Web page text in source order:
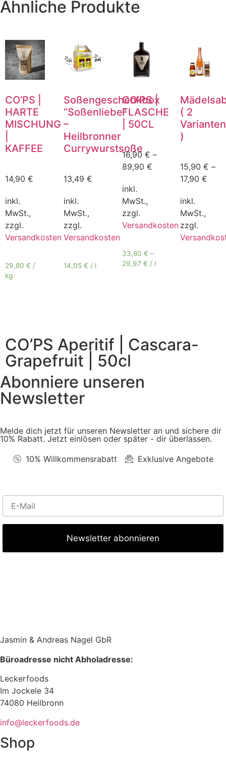
Ähnliche Produkte
CO’PS |
HARTE
MISCHUNG
KAFFEE
14,90 €
inkl.
MwSt.,
zzgl.
Versandkosten
29,80 € /
kg
Soßengeschenkbox
“Soßenliebe”
–
Heilbronner
Currywurstsoße
13,49 €
inkl.
MwSt.,
zzgl.
Versandkosten
14,05 € / l
CO’PS |
FLASCHE
| 50CL
16,90 € –
89,90 €
inkl.
MwSt.,
zzgl.
Versandkosten
33,80 € –
29,97 € / l
( 2
Varianten
)
15,90€ –
17,90€
inkl.
MwSt.,
zzgl.
CO’PS Aperitif | Cascara-
Grapefruit | 50cl
Abonniere unseren
Newsletter
Melde dich jetzt für unseren Newsletter an und sichere dir
10% Rabatt. Jetzt einlösen oder später - dir überlassen.
10% Willkommensrabatt
Exklusive Angebote
Jasmin & Andreas Nagel GbR
Büroadresse nicht Abholadresse:
Leckerfoods
Im Jockele 34
74080 Heilbronn
info@leckerfoods.de
Shop